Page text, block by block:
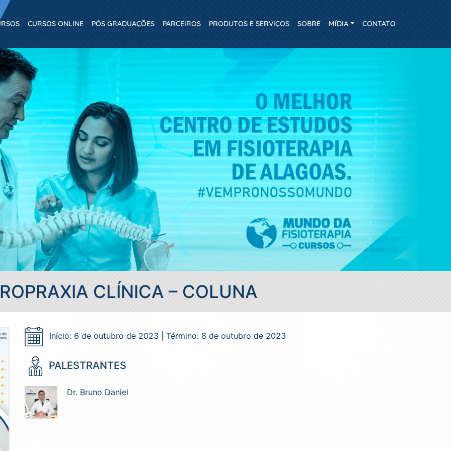
CURSOS ONLINE PÓS GRADUAÇÕES PARCEIROS PRODUTOS E SERVIÇOS SOBRE MÍDIA CONTATO
CLÍNICA – COLUNA
Início: 6 de outubro de 2023 | Término: 8 de outubro de 2023
PALESTRANTES
Dr. Bruno Daniel